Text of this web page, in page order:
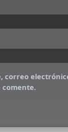
correo
comente.